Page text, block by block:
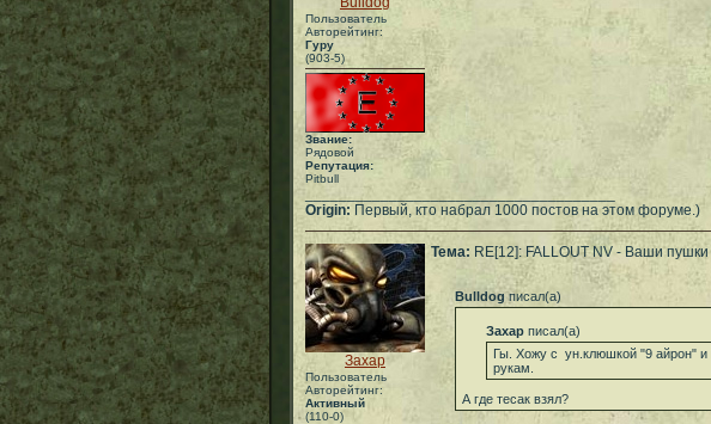
Пользователь
Авторейтинг:
Гуру
(903-5)
Звание:
Рядовой
Репутация:
Pitbull
_____________________________________
Origin: Первый, кто набрал 1000 постов на этом форуме.)
Захар
Пользователь
Авторейтинг:
Активный
(110-0)
Тема: RE[12]: FALLOUT NV - Ваши пушки
Bulldogписал(а)
Захар писал(а)
Гы. Хожу с ун.клюшкой "9 айрон" и
рукам.
А где тесак взял?